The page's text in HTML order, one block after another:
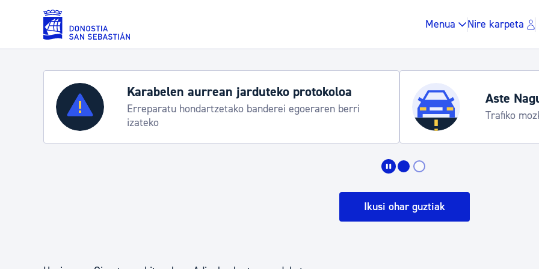
Eduki nagusira joan
Menua Nire karpeta
Zerbitzuak
Errolda eta gai pertsonalak
Gune publikoa,
Karabelen aurrean jarduteko protokoloa
Erreparatu hondartzetako banderei egoeraren berri
izateko
Aste
Trafiko
Ikusi ohar guztiak